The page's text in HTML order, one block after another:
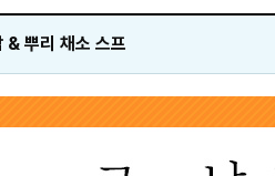
& 뿌리 채소 스프